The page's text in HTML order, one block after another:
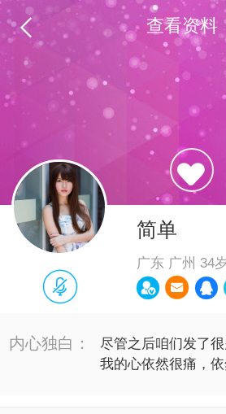
 查看资料

简单
广东 广州 34
   
内心独白：
尽管之后咱们发了
我的心依然很痛，